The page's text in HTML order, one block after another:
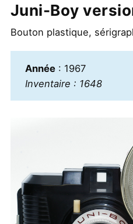
Juni-Boy
Bouton plastique,
Année: 1967
Inventaire : 1648